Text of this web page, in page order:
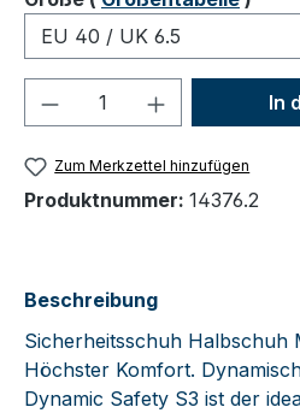
Produkt Anzahl: In
Zum Merkzettel hinzufügen
Produktnummer: 14376.2
Beschreibung
Sicherheitsschuh Halbschuh
Höchster Komfort.
Dynamic Safety S3 ist der